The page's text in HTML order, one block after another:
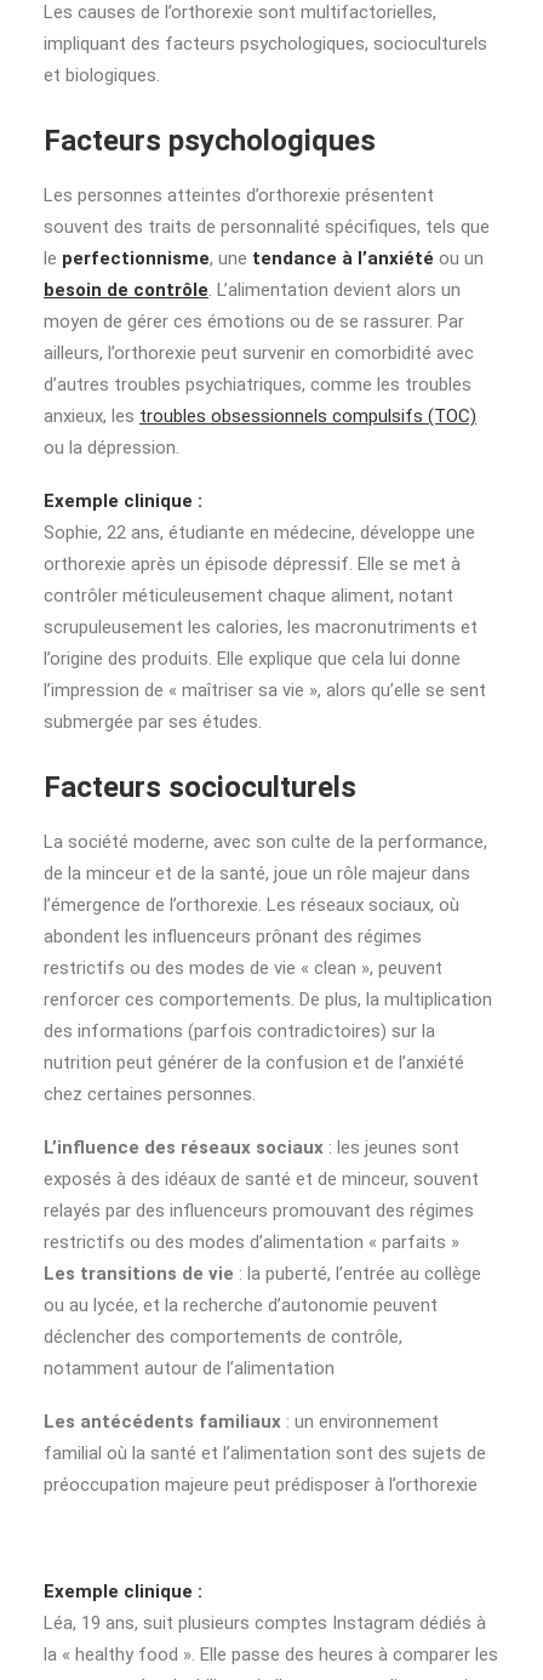
Les causes de l’orthorexie sont multifactorielles,
impliquant des facteurs psychologiques, socioculturels
et biologiques.
Facteurs psychologiques
Les personnes atteintes d’orthorexie présentent
souvent des traits de personnalité spécifiques, tels que
le perfectionnisme, une tendance à l’anxiété ou un
besoin de contrôle. L’alimentation devient alors un
moyen de gérer ces émotions ou de se rassurer. Par
ailleurs, l’orthorexie peut survenir en comorbidité avec
d’autres troubles psychiatriques, comme les troubles
anxieux, les troubles obsessionnels compulsifs (TOC)
ou la dépression.
Exemple clinique :
Sophie, 22 ans, étudiante en médecine, développe une
orthorexie après un épisode dépressif. Elle se met à
contrôler méticuleusement chaque aliment, notant
scrupuleusement les calories, les macronutriments et
l’origine des produits. Elle explique que cela lui donne
l’impression de « maîtriser sa vie », alors qu’elle se sent
submergée par ses études.
Facteurs socioculturels
La société moderne, avec son culte de la performance,
de la minceur et de la santé, joue un rôle majeur dans
l’émergence de l’orthorexie. Les réseaux sociaux, où
abondent les influenceurs prônant des régimes
restrictifs ou des modes de vie « clean », peuvent
renforcer ces comportements. De plus, la multiplication
des informations (parfois contradictoires) sur la
nutrition peut générer de la confusion et de l’anxiété
chez certaines personnes.
L’influence des réseaux sociaux : les jeunes sont
exposés à des idéaux de santé et de minceur, souvent
relayés par des influenceurs promouvant des régimes
restrictifs ou des modes d’alimentation « parfaits »
Les transitions de vie : la puberté, l’entrée au collège
ou au lycée, et la recherche d’autonomie peuvent
déclencher des comportements de contrôle,
notamment autour de l’alimentation
Les antécédents familiaux : un environnement
familial où la santé et l’alimentation sont des sujets de
préoccupation majeure peut prédisposer à l’orthorexie
Exemple clinique :
Léa, 19 ans, suit plusieurs comptes Instagram dédiés à
la « healthy food ». Elle passe des heures à comparer les